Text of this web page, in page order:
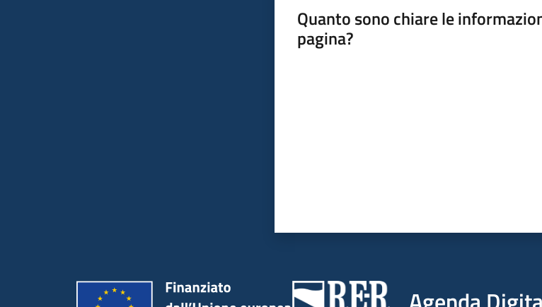
Quanto sono chiare le
pagina?